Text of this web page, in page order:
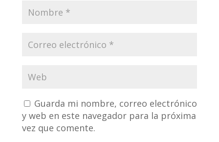
Guarda mi nombre, correo electrónico
y web en este navegador para la próxima
vez que comente.